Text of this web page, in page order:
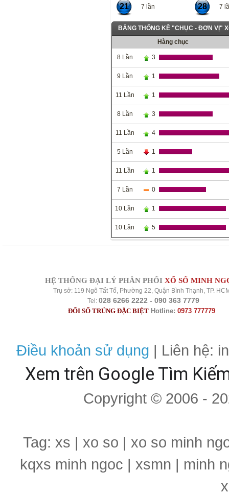
21 7 lần 28 7
BẢNG THỐNG KÊ "CHỤC - ĐƠN VỊ"
Hàng chục
8 Lần 3
9 Lần 1
11 Lần 1
8 Lần 3
11 Lần 4
5 Lần 1
11 Lần 1
7 Lần 0
10 Lần 1
10 Lần 5
HỆ THỐNG ĐẠI LÝ PHÂN PHỐI XỔ SỐ MINH
Trụ sở: 119 Ngô Tất Tố, Phường 22, Quận Bình Thạnh, TP.
Tel: 028 6266 2222 - 090 363 7779
ĐỔI SỐ TRÚNG ĐẶC BIỆT Hotline: 0973 777779
Điều khoản sử dụng | Liên hệ:
Xem trên Google Tìm
Copyright © 2006 -
Tag: xs | xo so | xo so minh
kqxs minh ngoc | xsmn | minh